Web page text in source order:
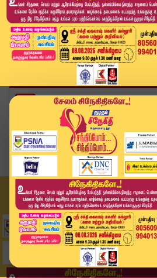
Home
வீடியோ ஸ்டோரி
மதியம் 1 மணி தலைப்பு செய்திகள் |